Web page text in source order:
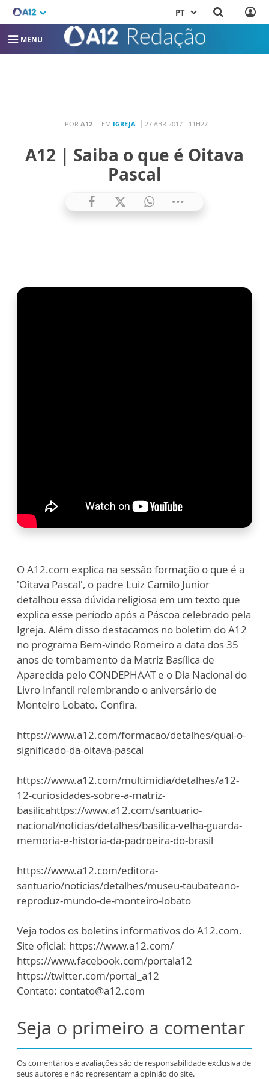
PT
MENU
POR A12 EM IGREJA 27 ABR 2017 - 11H27
A12 | Saiba o que é Oitava
Pascal
O A12.com explica na sessão formação o que é a
'Oitava Pascal', o padre Luiz Camilo Junior
detalhou essa dúvida religiosa em um texto que
explica esse período após a Páscoa celebrado pela
Igreja. Além disso destacamos no boletim do A12
no programa Bem-vindo Romeiro a data dos 35
anos de tombamento da Matriz Basílica de
Aparecida pelo CONDEPHAAT e o Dia Nacional do
Livro Infantil relembrando o aniversário de
Monteiro Lobato. Confira.
https://www.a12.com/formacao/detalhes/qual-o-
significado-da-oitava-pascal
https://www.a12.com/multimidia/detalhes/a12-
12-curiosidades-sobre-a-matriz-
basilicahttps://www.a12.com/santuario-
nacional/noticias/detalhes/basilica-velha-guarda-
memoria-e-historia-da-padroeira-do-brasil
https://www.a12.com/editora-
santuario/noticias/detalhes/museu-taubateano-
reproduz-mundo-de-monteiro-lobato
Veja todos os boletins informativos do A12.com.
Site oficial: https://www.a12.com/
https://www.facebook.com/portala12
https://twitter.com/portal_a12
Contato: contato@a12.com
Seja o primeiro a comentar
Os comentários e avaliações são de responsabilidade exclusiva de
seus autores e não representam a opinião do site.